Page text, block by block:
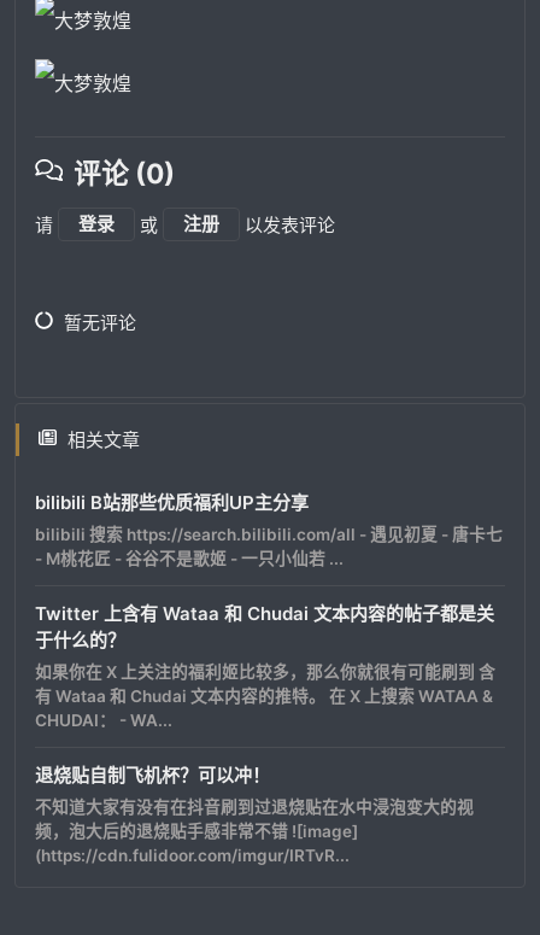
评论 (0)
请 登录 或 注册 以发表评论
暂无评论
相关文章
bilibili B站那些优质福利UP主分享
bilibili 搜索 https://search.bilibili.com/all - 遇见初夏 - 唐卡七
- M桃花匠 - 谷谷不是歌姬 - 一只小仙若 ...
Twitter 上含有 Wataa 和 Chudai 文本内容的帖子都是关
于什么的？
如果你在 X 上关注的福利姬比较多，那么你就很有可能刷到 含
有 Wataa 和 Chudai 文本内容的推特。 在 X 上搜索 WATAA &
CHUDAI： - WA...
退烧贴自制飞机杯？可以冲！
不知道大家有没有在抖音刷到过退烧贴在水中浸泡变大的视
频，泡大后的退烧贴手感非常不错 ![image]
(https://cdn.fulidoor.com/imgur/IRTvR...